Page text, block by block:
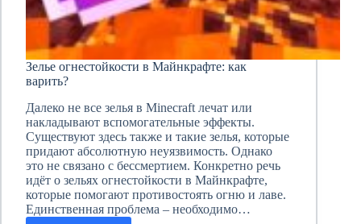
Зелье огнестойкости в Майнкрафте: как
варить?
Далеко не все зелья в Minecraft лечат или
накладывают вспомогательные эффекты.
Существуют здесь также и такие зелья, которые
придают абсолютную неуязвимость. Однако
это не связано с бессмертием. Конкретно речь
идёт о зельях огнестойкости в Майнкрафте,
которые помогают противостоять огню и лаве.
Единственная проблема – необходимо…